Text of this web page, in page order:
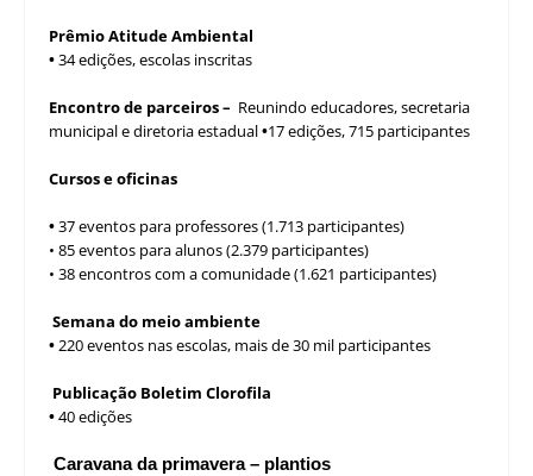
Prêmio Atitude Ambiental
•34 edições, escolas inscritas
Encontro de parceiros – Reunindo educadores, secretaria
municipal e diretoria estadual•17 edições, 715 participantes
Cursos e oficinas
•37 eventos para professores (1.713 participantes)
• 85 eventos para alunos (2.379 participantes)
• 38 encontros com a comunidade (1.621 participantes)
Semana do meio ambiente
• 220 eventos nas escolas, mais de 30 mil participantes
Publicação Boletim Clorofila
•40 edições
Caravana da primavera – plantios